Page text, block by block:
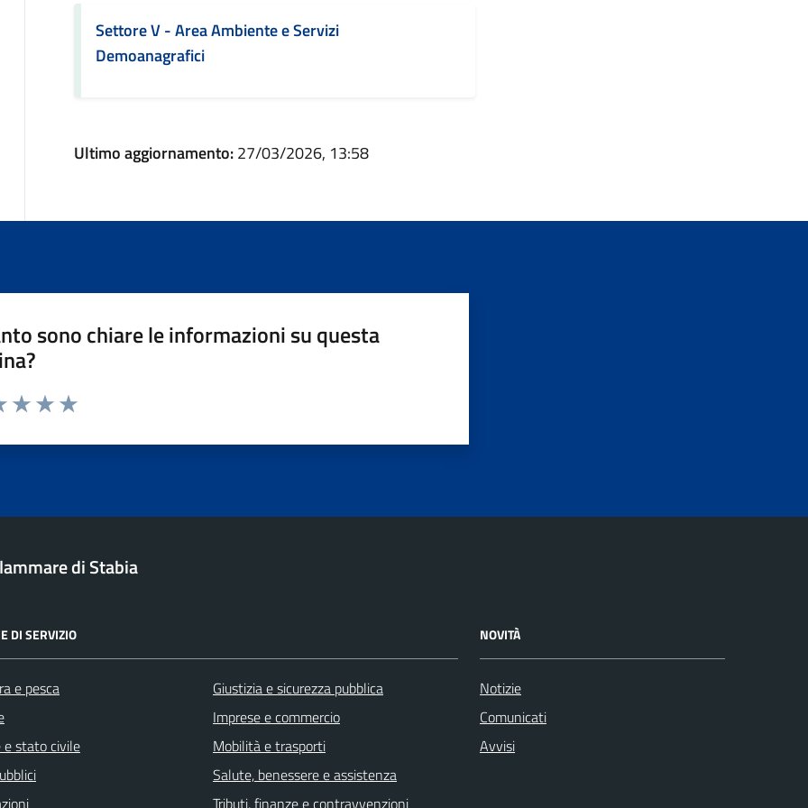
Settore V - Area Ambiente e Servizi
Demoanagrafici
Ultimo aggiornamento:27/03/2026, 13:58
sono chiare le informazioni su questa
di Stabia
DI SERVIZIO
e pesca
e stato civile
Giustizia e sicurezza pubblica
Imprese e commercio
Mobilità e trasporti
Salute, benessere e assistenza
Tributi, finanze e contravvenzioni
NOVITÀ
Notizie
Comunicati
Avvisi